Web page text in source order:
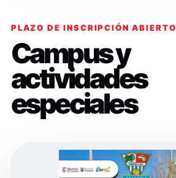
PLAZO DE INSCRIPCIÓN ABIERTO
Campus y
actividades
especiales